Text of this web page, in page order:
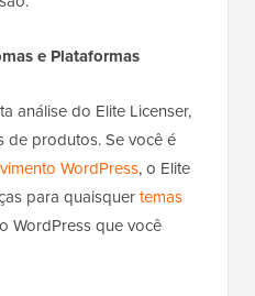
e Plataformas
análise do Elite Licenser,
produtos. Se você é
WordPress, o Elite
para quaisquertemas
WordPress que você